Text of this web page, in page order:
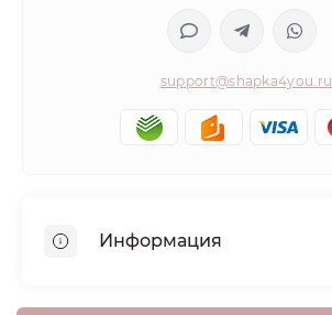
support@shapka4you.ru
Информация